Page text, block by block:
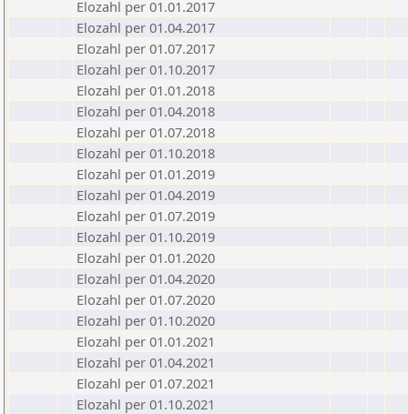
Elozahl per 01.01.2017
Elozahl per 01.04.2017
Elozahl per 01.07.2017
Elozahl per 01.10.2017
Elozahl per 01.01.2018
Elozahl per 01.04.2018
Elozahl per 01.07.2018
Elozahl per 01.10.2018
Elozahl per 01.01.2019
Elozahl per 01.04.2019
Elozahl per 01.07.2019
Elozahl per 01.10.2019
Elozahl per 01.01.2020
Elozahl per 01.04.2020
Elozahl per 01.07.2020
Elozahl per 01.10.2020
Elozahl per 01.01.2021
Elozahl per 01.04.2021
Elozahl per 01.07.2021
Elozahl per 01.10.2021